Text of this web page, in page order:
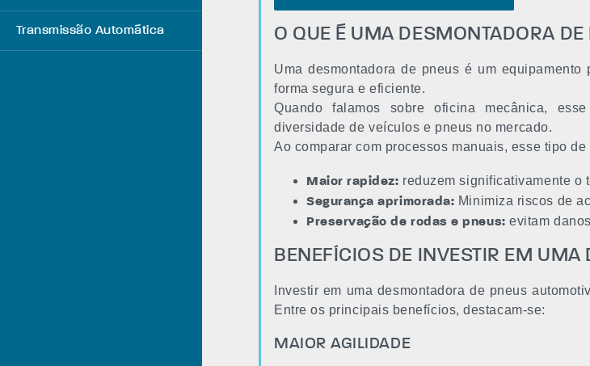
Transmissão Automática O QUE É UMA DESMONTADORA DE
Uma desmontadora de pneus é um
forma segura e eficiente.
Quando falamos sobre oficina mecânica,
diversidade de veículos e pneus no mercado.
Ao comparar com processos manuais, esse tipo
Maior rapidez: reduzem significativamente o
Segurança aprimorada: Minimiza riscos de
Preservação de rodas e pneus: evitam
BENEFÍCIOS DE INVESTIR EM
Investir em uma desmontadora de pneus
Entre os principais benefícios, destacam-se:
MAIOR AGILIDADE